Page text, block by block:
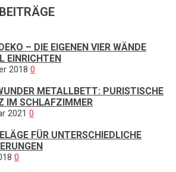
– DIE EIGENEN VIER WÄNDE
EINRICHTEN
2018 0
METALLBETT: PURISTISCHE
IM SCHLAFZIMMER
2021 0
FÜR UNTERSCHIEDLICHE
0